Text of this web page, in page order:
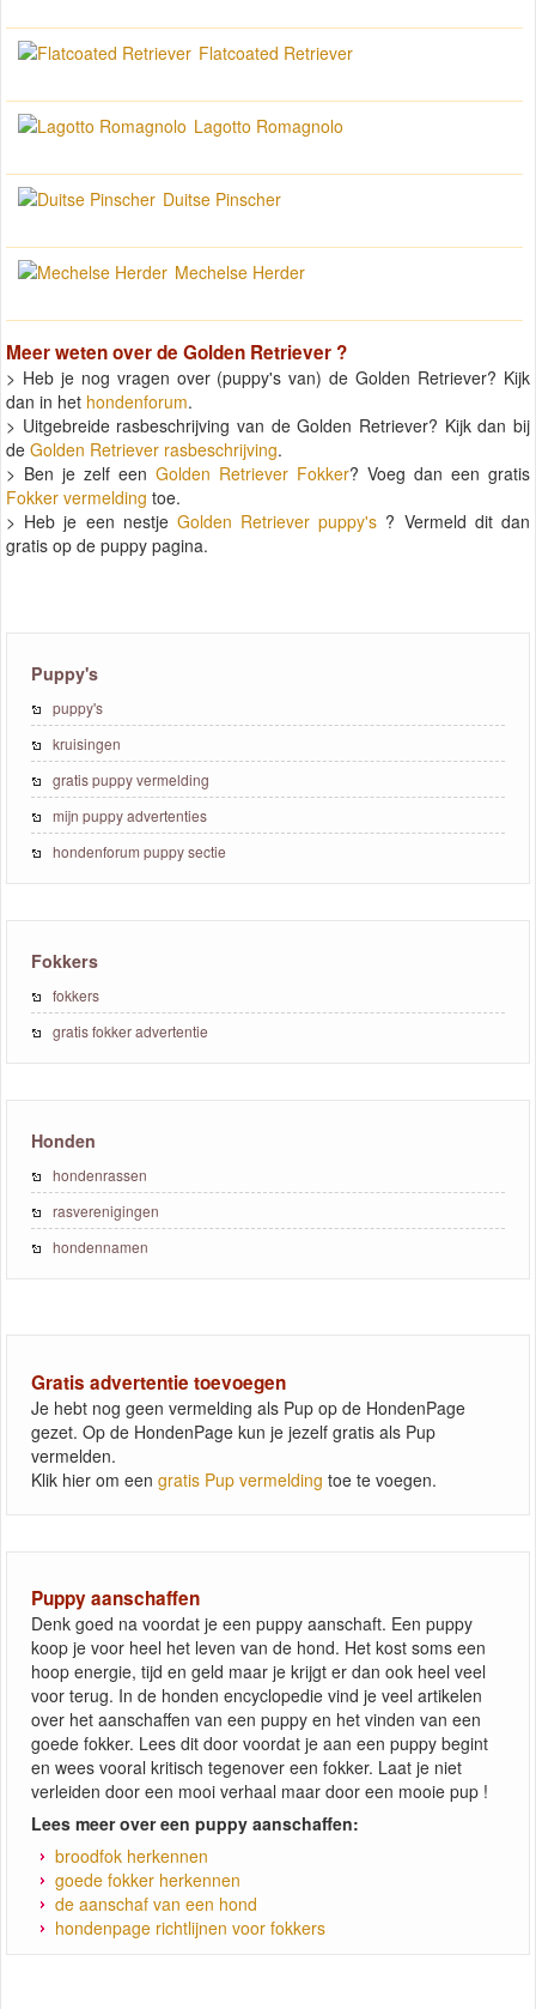
Flatcoated Retriever
Lagotto Romagnolo
Duitse Pinscher
Mechelse Herder
Meer weten over de Golden Retriever ?
> Heb je nog vragen over (puppy's van) de Golden Retriever? Kijk
dan in het hondenforum.
> Uitgebreide rasbeschrijving van de Golden Retriever? Kijk dan bij
de Golden Retriever rasbeschrijving.
> Ben je zelf een Golden Retriever Fokker? Voeg dan een gratis
Fokker vermelding toe.
> Heb je een nestje Golden Retriever puppy's ? Vermeld dit dan
gratis op de puppy pagina.
Puppy's
puppy's
kruisingen
gratis puppy vermelding
mijn puppy advertenties
hondenforum puppy sectie
Fokkers
fokkers
gratis fokker advertentie
Honden
hondenrassen
rasverenigingen
hondennamen
Gratis advertentie toevoegen
Je hebt nog geen vermelding als Pup op de HondenPage
gezet. Op de HondenPage kun je jezelf gratis als Pup
vermelden.
Klik hier om een gratis Pup vermelding toe te voegen.
Puppy aanschaffen
Denk goed na voordat je een puppy aanschaft. Een puppy
koop je voor heel het leven van de hond. Het kost soms een
hoop energie, tijd en geld maar je krijgt er dan ook heel veel
voor terug. In de honden encyclopedie vind je veel artikelen
over het aanschaffen van een puppy en het vinden van een
goede fokker. Lees dit door voordat je aan een puppy begint
en wees vooral kritisch tegenover een fokker. Laat je niet
verleiden door een mooi verhaal maar door een mooie pup !
Lees meer over een puppy aanschaffen:
broodfok herkennen
goede fokker herkennen
de aanschaf van een hond
hondenpage richtlijnen voor fokkers